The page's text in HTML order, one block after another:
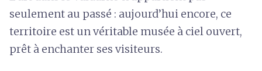
seulement au passé : aujourd’hui encore, ce
territoire est un véritable musée à ciel ouvert,
prêt à enchanter ses visiteurs.